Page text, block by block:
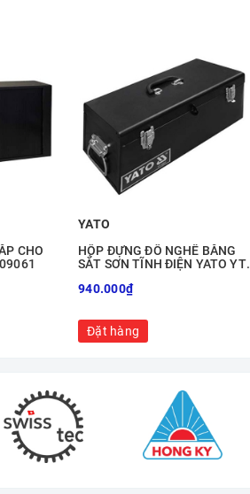
CHO
YATO
HỘP ĐỰNG ĐỒ NGHỀ BẰNG
SẮT SƠN TĨNH ĐIỆN YATO YT-
940.000₫
Đặt hàng